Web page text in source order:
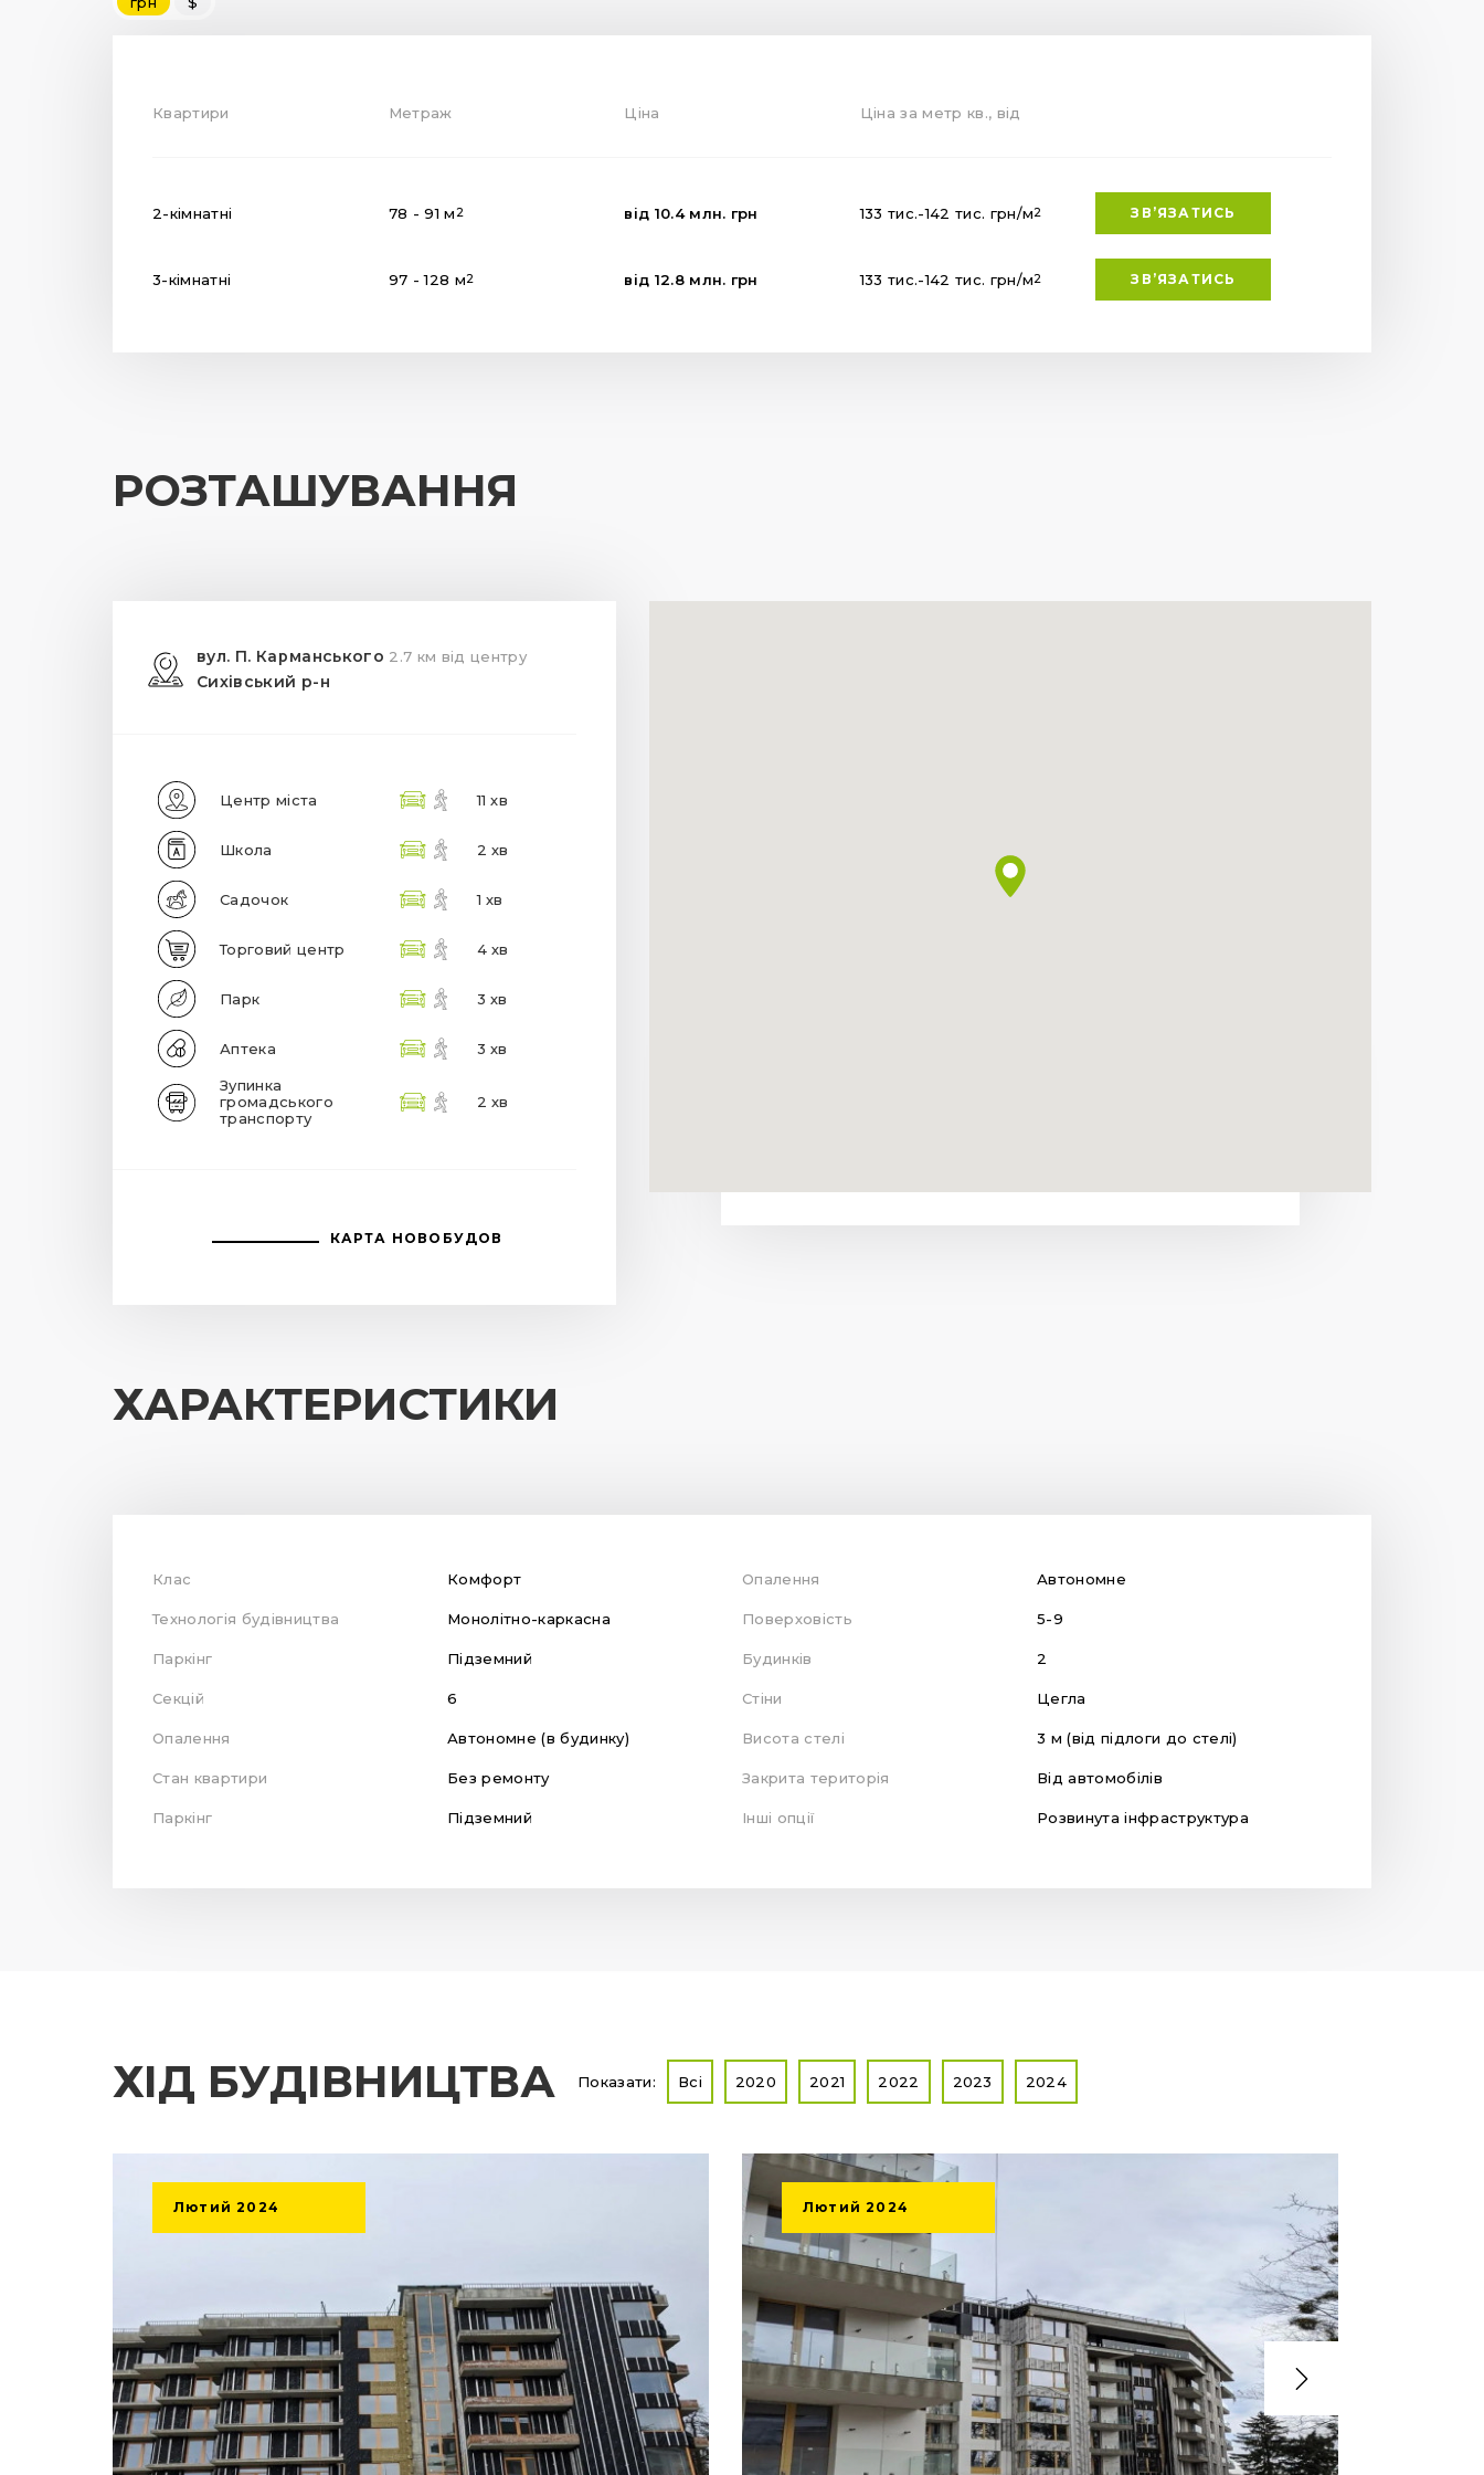
Квартири Метраж Ціна Ціна за метр кв., від
2-кімнатні 78 - 91 м2 від 10.4 млн. грн 133тис.-142тис. грн/м2 ЗВ’ЯЗАТИСЬ
3-кімнатні 97 - 128 м2 від 12.8 млн. грн 133тис.-142тис. грн/м2 ЗВ’ЯЗАТИСЬ
РОЗТАШУВАННЯ
вул. П. Карманського
Сихівський р-н
2.7 км від центру
Центр міста 11 хв
Школа 2 хв
Садочок 1 хв
Торговий центр 4 хв
Парк 3 хв
Аптека 3 хв
Зупинка
громадського
транспорту
2 хв
КАРТА НОВОБУДОВ
ХАРАКТЕРИСТИКИ
Клас Комфорт Опалення Автономне
Технологія будівництва Монолітно-каркасна Поверховість 5-9
Паркінг Підземний Будинків 2
Секцій 6 Стіни Цегла
Опалення Автономне (в будинку) Висота стелі 3 м (від підлоги до стелі)
Стан квартири Без ремонту Закрита територія Від автомобілів
Паркінг Підземний Інші опції Розвинута інфраструктура
ХІД БУДІВНИЦТВА Показати: Всі 2020 2021 2022 2023 2024
Лютий2024 Лютий2024